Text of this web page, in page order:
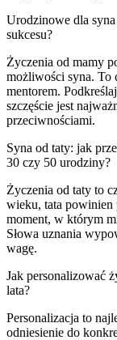
Urodzinowe dla
sukcesu?
Życzenia od mamy
możliwości syna. To
mentorem.
szczęście jest
przeciwnościami.
Syna od taty: jak
30 czy 50 urodziny?
Życzenia od taty to
wieku, tata powinien
moment, w którym
Słowa uznania
wagę.
Jak personalizować
lata?
Personalizacja to
odniesienie do